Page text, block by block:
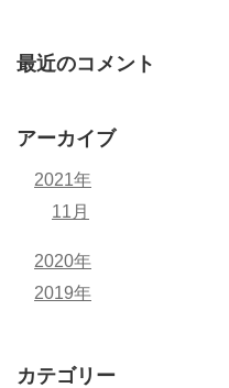
最近のコメント
アーカイブ
2021年
11月
2020年
2019年
カテゴリー